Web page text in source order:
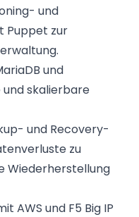
und
Puppet zur
und
und skalierbare
und Recovery-
zu
Wiederherstellung
AWS und F5 Big IP